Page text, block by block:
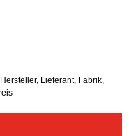
Lieferant, Fabrik,